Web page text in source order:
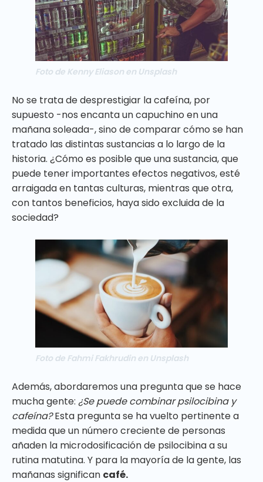
Foto de Kenny Eliason en Unsplash
No se trata de desprestigiar la cafeína, por
supuesto -nos encanta un capuchino en una
mañana soleada-, sino de comparar cómo se han
tratado las distintas sustancias a lo largo de la
historia. ¿Cómo es posible que una sustancia, que
puede tener importantes efectos negativos, esté
arraigada en tantas culturas, mientras que otra,
con tantos beneficios, haya sido excluida de la
sociedad?
Foto de Fahmi Fakhrudin en Unsplash
Además, abordaremos una pregunta que se hace
mucha gente: ¿Se puede combinar psilocibina y
cafeína?Esta pregunta se ha vuelto pertinente a
medida que un número creciente de personas
añaden la microdosificación de psilocibina a su
rutina matutina. Y para la mayoría de la gente, las
mañanas significan café.